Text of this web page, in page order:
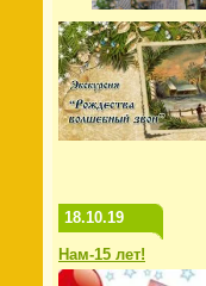
18.10.19
Нам-15 лет!